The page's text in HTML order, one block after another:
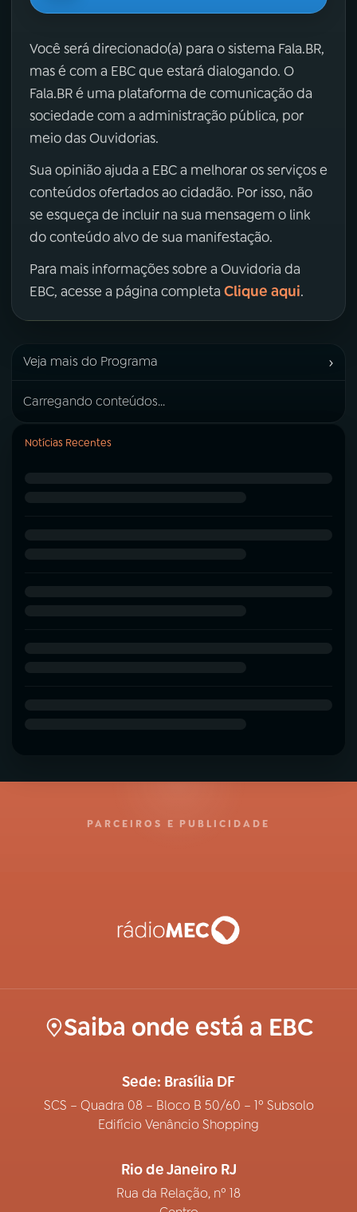
Você será direcionado(a) para o sistema Fala.BR,
mas é com a EBC que estará dialogando. O
Fala.BR é uma plataforma de comunicação da
sociedade com a administração pública, por
meio das Ouvidorias.
Sua opinião ajuda a EBC a melhorar os serviços e
conteúdos ofertados ao cidadão. Por isso, não
se esqueça de incluir na sua mensagem o link
do conteúdo alvo de sua manifestação.
Para mais informações sobre a Ouvidoria da
EBC, acesse a página completa Clique aqui.
Veja mais do Programa ›
Carregando conteúdos...
Notícias Recentes
PARCEIROS E PUBLICIDADE
Saiba onde está a EBC
Sede: Brasília DF
SCS – Quadra 08 – Bloco B 50/60 – 1º Subsolo
Edifício Venâncio Shopping
Rio de Janeiro RJ
Rua da Relação, nº 18